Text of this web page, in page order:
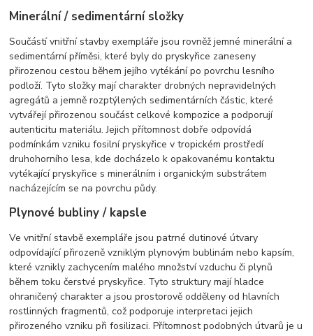
Minerální / sedimentární složky
Součástí vnitřní stavby exempláře jsou rovněž jemné minerální a
sedimentární příměsi, které byly do pryskyřice zaneseny
přirozenou cestou během jejího vytékání po povrchu lesního
podloží. Tyto složky mají charakter drobných nepravidelných
agregátů a jemně rozptýlených sedimentárních částic, které
vytvářejí přirozenou součást celkové kompozice a podporují
autenticitu materiálu. Jejich přítomnost dobře odpovídá
podmínkám vzniku fosilní pryskyřice v tropickém prostředí
druhohorního lesa, kde docházelo k opakovanému kontaktu
vytékající pryskyřice s minerálním i organickým substrátem
nacházejícím se na povrchu půdy.
Plynové bubliny / kapsle
Ve vnitřní stavbě exempláře jsou patrné dutinové útvary
odpovídající přirozeně vzniklým plynovým bublinám nebo kapsím,
které vznikly zachycením malého množství vzduchu či plynů
během toku čerstvé pryskyřice. Tyto struktury mají hladce
ohraničený charakter a jsou prostorově odděleny od hlavních
rostlinných fragmentů, což podporuje interpretaci jejich
přirozeného vzniku při fosilizaci. Přítomnost podobných útvarů je u